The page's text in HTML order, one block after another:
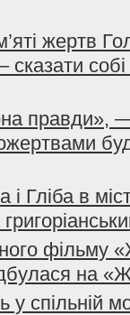
жертв
собі
правди»,
Гліба в
фільму
на
спільній